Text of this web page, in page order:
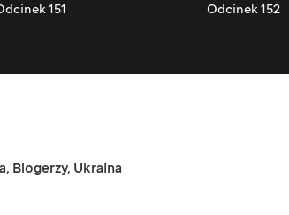
151 Odcinek 152
, Blogerzy, Ukraina